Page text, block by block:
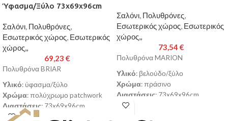
Ύφασμα/Ξύλο 73x69x96cm
Σαλόνι, Πολυθρόνες,
Εσωτερικός χώρος, Εσωτερικός
χώρος,,
69,23 €
Πολυθρόνα BRIAR
Υλικό: ύφασμα/ξύλο
Χρώμα: πολύχρωμο patchwork
Διαστάσεις: 73x69x96cm
Επένδυση από υψηλής ποιότητας
Σαλόνι, Πολυθρόνες,
Εσωτερικός χώρος, Εσωτερικός
χώρος,,
73,54 €
Πολυθρόνα MARION
Υλικό: βελούδο/ξύλο
Χρώμα: πράσινο
Διαστάσεις: 73x69x96cm
Επένδυση από βελούδο που